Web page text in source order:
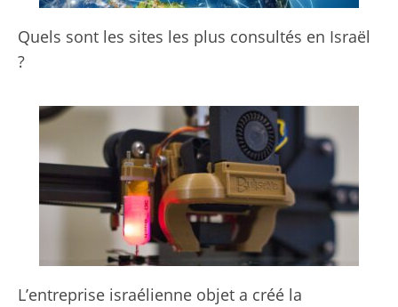
Quels sont les sites les plus consultés en Israël
?
L’entreprise israélienne objet a créé la